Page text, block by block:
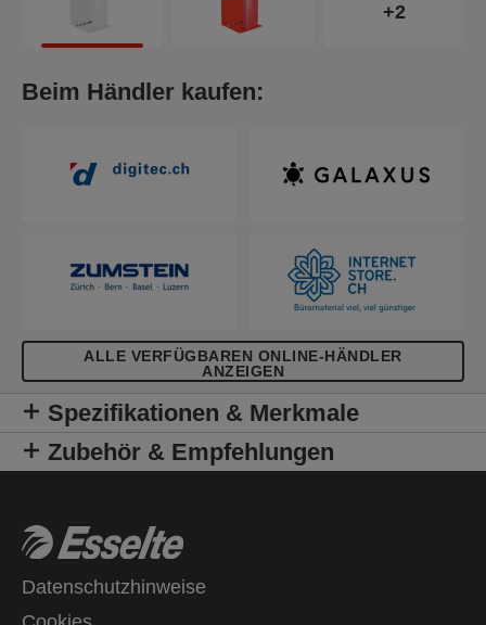
+2
Beim Händler kaufen:
ALLE VERFÜGBAREN ONLINE-HÄNDLER
ANZEIGEN
Spezifikationen & Merkmale
Zubehör & Empfehlungen
Datenschutzhinweise